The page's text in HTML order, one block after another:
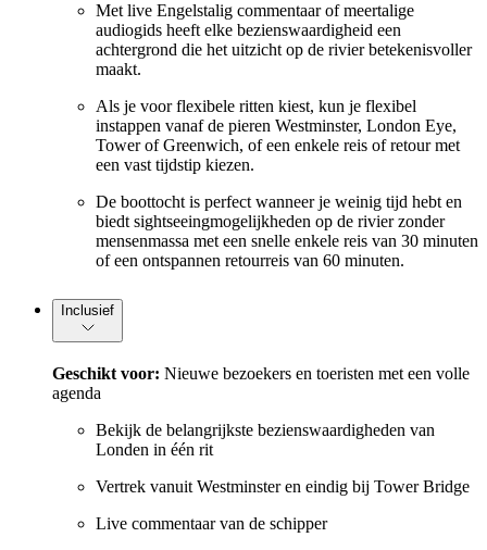
Met live Engelstalig commentaar of meertalige
audiogids heeft elke bezienswaardigheid een
achtergrond die het uitzicht op de rivier betekenisvoller
maakt.
Als je voor flexibele ritten kiest, kun je flexibel
instappen vanaf de pieren Westminster, London Eye,
Tower of Greenwich, of een enkele reis of retour met
een vast tijdstip kiezen.
De boottocht is perfect wanneer je weinig tijd hebt en
biedt sightseeingmogelijkheden op de rivier zonder
mensenmassa met een snelle enkele reis van 30 minuten
of een ontspannen retourreis van 60 minuten.
Inclusief
Geschikt voor: Nieuwe bezoekers en toeristen met een volle
agenda
Bekijk de belangrijkste bezienswaardigheden van
Londen in één rit
Vertrek vanuit Westminster en eindig bij Tower Bridge
Live commentaar van de schipper